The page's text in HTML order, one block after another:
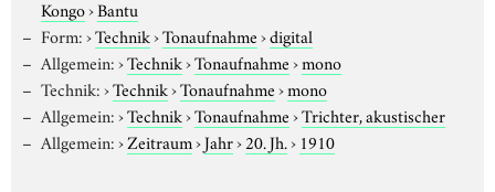
Kongo›Bantu
Form:›Technik›Tonaufnahme›digital
Allgemein:›Technik›Tonaufnahme›mono
Technik:›Technik›Tonaufnahme›mono
Allgemein:›Technik›Tonaufnahme›Trichter, akustischer
Allgemein:›Zeitraum›Jahr›20. Jh.› 1910